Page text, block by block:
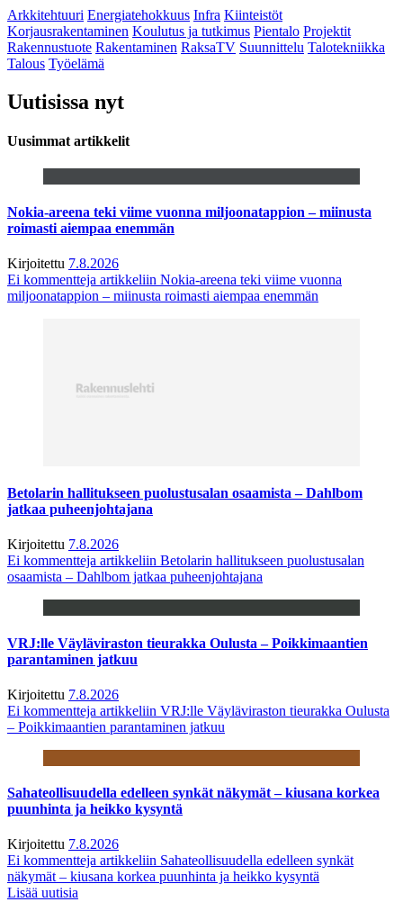
Arkkitehtuuri Energiatehokkuus Infra Kiinteistöt
Korjausrakentaminen Koulutus ja tutkimus Pientalo Projektit
Rakennustuote Rakentaminen RaksaTV Suunnittelu Talotekniikka
Talous Työelämä
Uutisissa nyt
Uusimmat artikkelit
Nokia-areena teki viime vuonna miljoonatappion – miinusta
roimasti aiempaa enemmän
Kirjoitettu 7.8.2026
Ei kommentteja artikkeliin Nokia-areena teki viime vuonna
miljoonatappion – miinusta roimasti aiempaa enemmän
Betolarin hallitukseen puolustusalan osaamista – Dahlbom
jatkaa puheenjohtajana
Kirjoitettu 7.8.2026
Ei kommentteja artikkeliin Betolarin hallitukseen puolustusalan
osaamista – Dahlbom jatkaa puheenjohtajana
VRJ:lle Väyläviraston tieurakka Oulusta – Poikkimaantien
parantaminen jatkuu
Kirjoitettu 7.8.2026
Ei kommentteja artikkeliin VRJ:lle Väyläviraston tieurakka Oulusta
– Poikkimaantien parantaminen jatkuu
Sahateollisuudella edelleen synkät näkymät – kiusana korkea
puunhinta ja heikko kysyntä
Kirjoitettu 7.8.2026
Ei kommentteja artikkeliin Sahateollisuudella edelleen synkät
näkymät – kiusana korkea puunhinta ja heikko kysyntä
Lisää uutisia